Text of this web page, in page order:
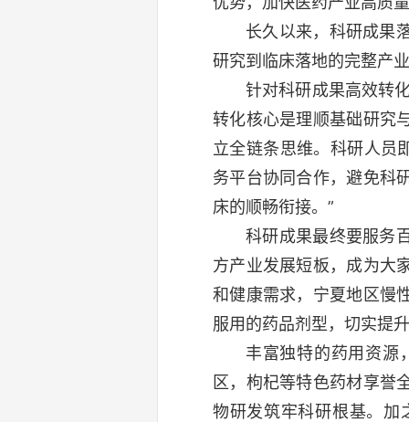
长久以来，科研成果
研究到临床落地的完整产
针对科研成果高效转
转化核心是理顺基础研究
立全链条思维。科研人员
务平台协同合作，避免科
床的顺畅衔接。”
科研成果最终要服务
方产业发展短板，成为大
和健康需求，宁夏地区慢
服用的药品剂型，切实提
丰富独特的药用资源
区，枸杞等特色药材享誉
物研发筑牢科研根基。加